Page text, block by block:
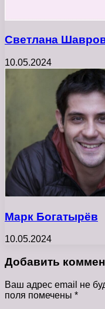
Светлана
10.05.2024
Марк Богатырёв
10.05.2024
Добавить
Ваш адрес email не
поля помечены *